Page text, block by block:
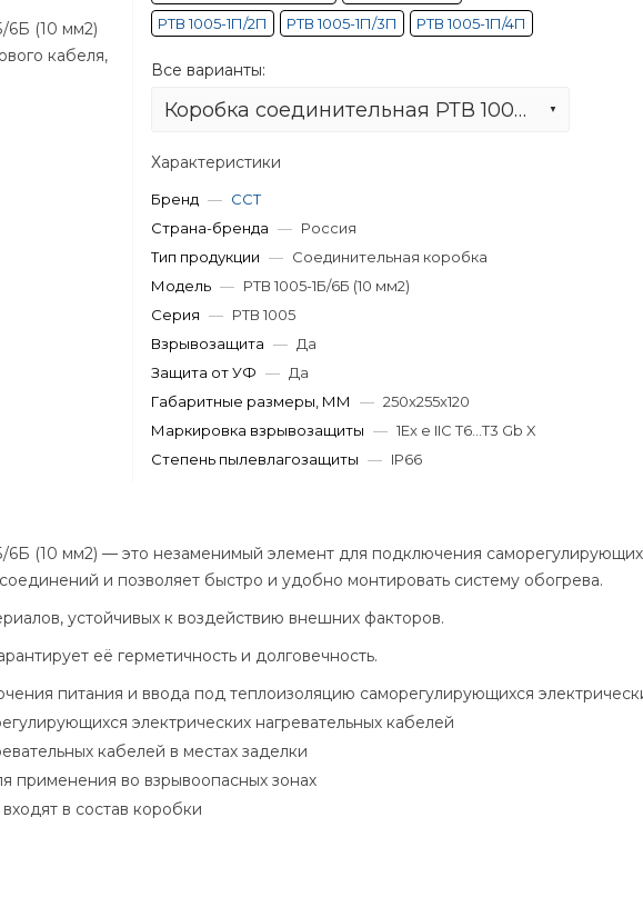
6Б (10 мм2)
кабеля,
РТВ 1005-1П/2П
РТВ 1005-1П/3П РТВ 1005-1П/4П
Все варианты:
Коробка соединительная РТВ 1005-1Б/6Б (10 мм2)
Характеристики
Бренд — ССТ
Страна-бренда — Россия
Тип продукции — Соединительная коробка
Модель — РТВ 1005-1Б/6Б (10 мм2)
Серия — РТВ 1005
Взрывозащита — Да
Защита от УФ — Да
Габаритные размеры, ММ
— 250x255x120
Маркировка взрывозащиты — 1Ex e IIC T6...T3 Gb X
Степень пылевлагозащиты — IP66
(10 мм2) — это незаменимый элемент для подключения
и позволяет быстро и удобно монтировать систему обогрева.
устойчивых к воздействию внешних факторов.
её герметичность и долговечность.
питания и ввода под теплоизоляцию саморегулирующихся
электрических нагревательных кабелей
кабелей в местах заделки
применения во взрывоопасных зонах
в состав коробки